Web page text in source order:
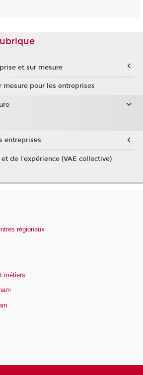
et sur mesure
pour les entreprises
entreprises
de l'expérience (VAE collective)
régionaux
métiers